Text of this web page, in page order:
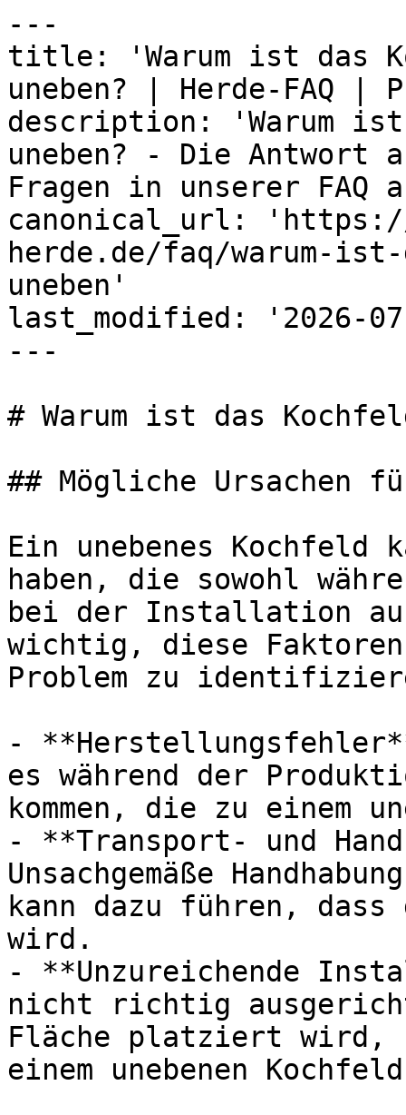
---
title: 'Warum ist das
uneben? | Herde-FAQ |
description: 'Warum ist
uneben? - Die Antwort
Fragen in unserer FAQ
canonical_url: 'https://
herde.de/faq/warum-
uneben'
last_modified: '2026-
---
# Warum ist das
## Mögliche Ursachen
Ein unebenes Kochfeld
haben, die sowohl
bei der Installation
wichtig, diese
Problem zu
-
es während der
kommen, die zu einem
- **Transport- und
Unsachgemäße
kann dazu führen,
wird.
- **Unzureichende
nicht richtig
Fläche platziert wird,
einem unebenen